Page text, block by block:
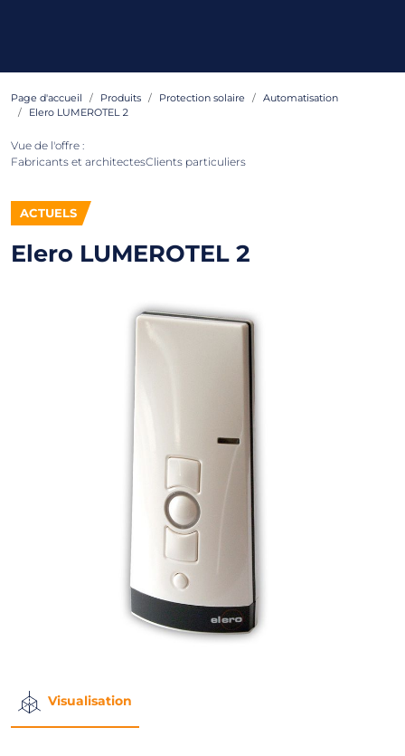
Page d'accueil Produits Protection solaire
Automatisation
Elero LUMEROTEL 2
Vue de l'offre :
Fabricants et architectesClients particuliers
ACTUELS
Elero LUMEROTEL 2
Visualisation